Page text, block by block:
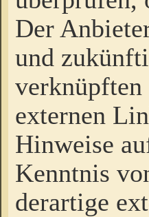
Der
und
externen
Hinweise
Kenntnis
derartige